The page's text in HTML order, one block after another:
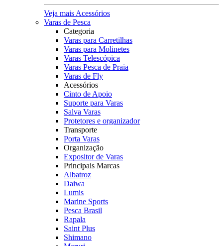
Veja mais Acessórios
Varas de Pesca
Categoria
Varas para Carretilhas
Varas para Molinetes
Varas Telescópica
Varas Pesca de Praia
Varas de Fly
Acessórios
Cinto de Apoio
Suporte para Varas
Salva Varas
Protetores e organizador
Transporte
Porta Varas
Organização
Expositor de Varas
Principais Marcas
Albatroz
Daiwa
Lumis
Marine Sports
Pesca Brasil
Rapala
Saint Plus
Shimano